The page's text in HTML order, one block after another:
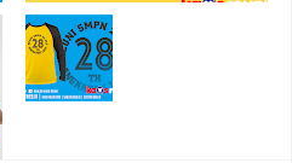
Sablon Kaos Reuni Alumni SD SMP
SMA Medan - Kaos Reuni Online